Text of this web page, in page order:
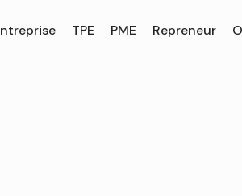
TPE PME Repreneur